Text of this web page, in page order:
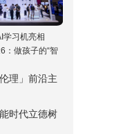
学习机亮相
：做孩子的“智
理」前沿主
时代立德树